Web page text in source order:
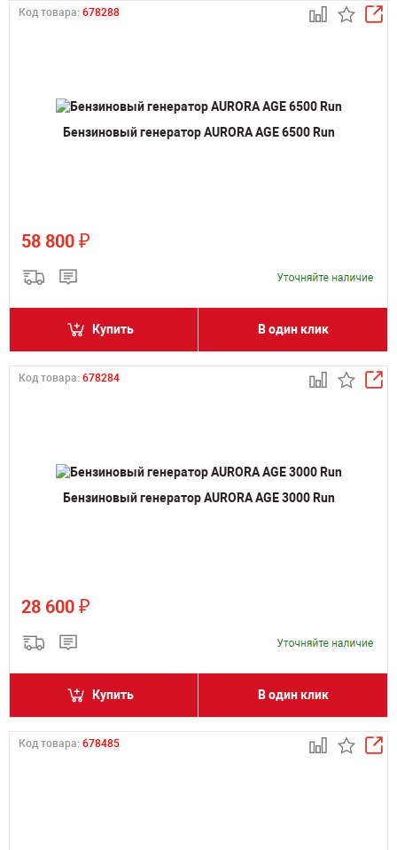
Код товара: 678288
Бензиновый генератор AURORA AGE 6500 Run
58 800 ₽
Купить В один клик
Код товара: 678284
Бензиновый генератор AURORA AGE 3000 Run
28 600 ₽
Купить В один клик
Код товара: 678485